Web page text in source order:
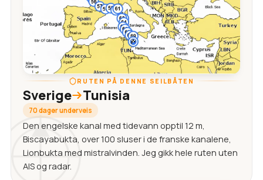
RUTEN PÅ DENNE SEILBÅTEN
Sverige Tunisia
70 dager underveis
Den engelske kanal med tidevann opptil 12 m,
Biscayabukta, over 100 sluser i de franske kanalene,
Lionbukta med mistralvinden. Jeg gikk hele ruten uten
AIS og radar.